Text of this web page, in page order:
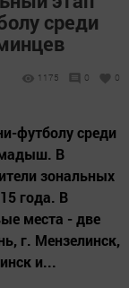
среди
1175 0 0
футболу среди
В
зональных
года. В
места - две
г. Мензелинск,
и...